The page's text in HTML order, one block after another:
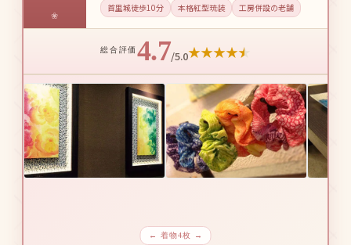
首里城徒歩10分 本格紅型琉装 工房併設の老舗
総合評価 4.7/5.0★★★★★
← 着物4枚 →